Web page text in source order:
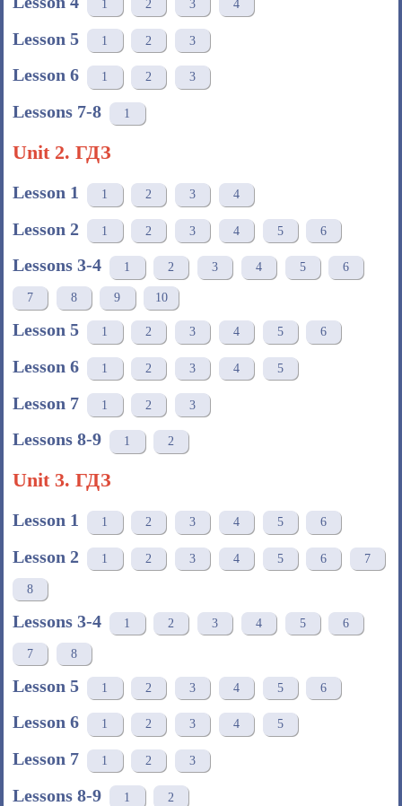
1 2 3 4
Lesson 5 1 2 3
Lesson 6 1 2 3
Lessons 7-8 1
Unit 2. ГДЗ
Lesson 1 1 2 3 4
Lesson 2 1 2 3 4 5 6
Lessons 3-4 1 2 3 4 5 6
7 8 9 10
Lesson 5 1 2 3 4 5 6
Lesson 6 1 2 3 4 5
Lesson 7 1 2 3
Lessons 8-9 1 2
Unit 3. ГДЗ
Lesson 1 1 2 3 4 5 6
Lesson 2 1 2 3 4 5 6 7
8
Lessons 3-4 1 2 3 4 5 6
7 8
Lesson 5 1 2 3 4 5 6
Lesson 6 1 2 3 4 5
Lesson 7 1 2 3
Lessons 8-9 1 2